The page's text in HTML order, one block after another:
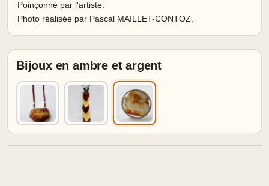
Poinçonné par l'artiste.
Photo réalisée par Pascal MAILLET-CONTOZ.
Bijoux en ambre et argent